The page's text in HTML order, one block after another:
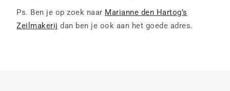
Ps. Ben je op zoek naar Marianne den Hartog’s
Zeilmakerij dan ben je ook aan het goede adres.